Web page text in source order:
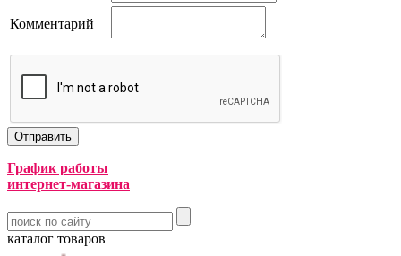
Комментарий
График работы
интернет-магазина
каталог товаров